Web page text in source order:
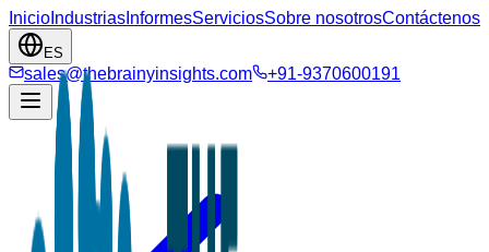
Inicio Industrias InformesServiciosSobre nosotrosContáctenos
ES
sales@thebrainyinsights.com +91-9370600191